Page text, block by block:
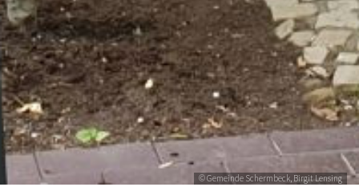
© Gemeinde Schermbeck, Birgit Lensing